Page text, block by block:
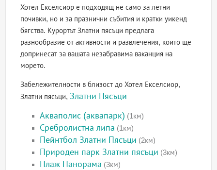
Хотел Екселсиор е подходящ не само за летни
почивки, но и за празнични събития и кратки уикенд
бягства. Курортът Златни пясъци предлага
разнообразие от активности и развлечения, които ще
допринесат за вашата незабравима ваканция на
морето.
Забележителности в близост до Хотел Екселсиор,
Златни пясъци, Златни Пясъци
Акваполис (аквапарк) (1км)
Сребролистна липа (1км)
Пейнтбол Златни Пясъци (2км)
Природен парк Златни пясъци (3км)
Плаж Панорама (3км)